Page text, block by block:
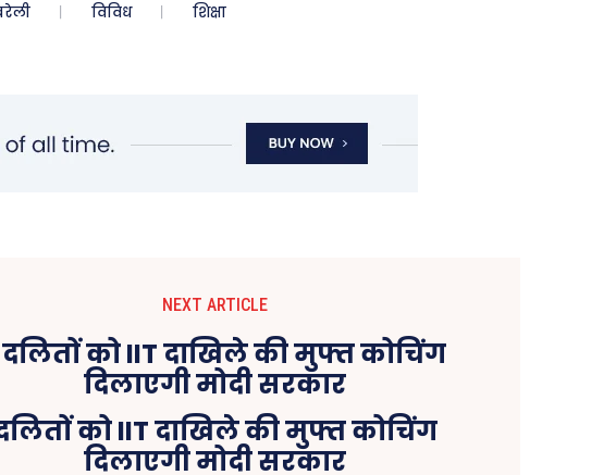
विविध शिक्षा
NEXT ARTICLE
को IIT दाखिले की मुफ्त कोचिंग
दिलाएगी मोदी सरकार